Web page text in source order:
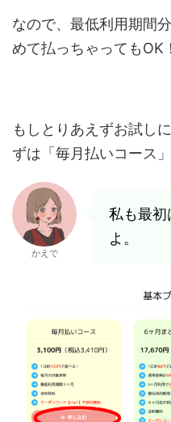
なので、最低利用期間
めて払っちゃってもOK！
もしとりあえずお試し
ずは「毎月払いコース」
かえで
私も最初
よ。